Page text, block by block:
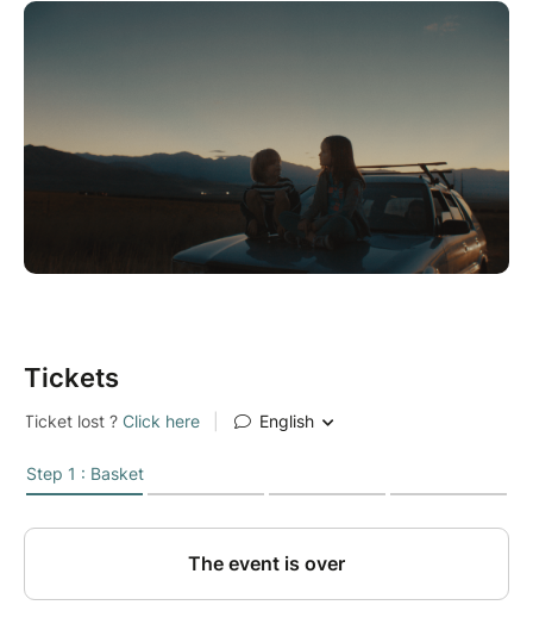
En participant à cet événement, tu acceptes d’être
L'équipe SensCritique
Tickets